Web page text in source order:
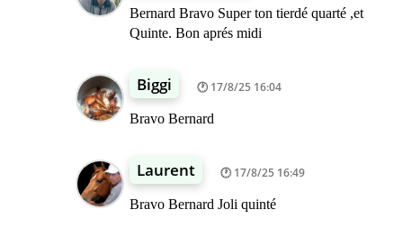
Bernard Bravo Super ton tierdé quarté ,et
Quinte. Bon aprés midi
Biggi 17/8/25 16:04
Bravo Bernard
Laurent 17/8/25 16:49
Bravo Bernard Joli quinté